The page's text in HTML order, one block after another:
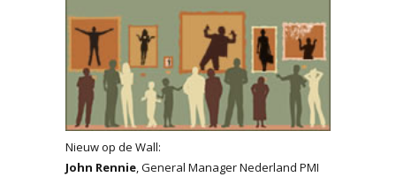
Nieuw op de Wall:
John Rennie, General Manager Nederland PMI